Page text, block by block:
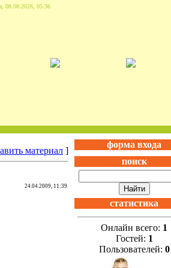
08.08.2026, 05:36
материал ]
24.04.2009, 11:39
форма входа
поиск
статистика
Онлайн всего: 1
Гостей: 1
Пользователей: 0